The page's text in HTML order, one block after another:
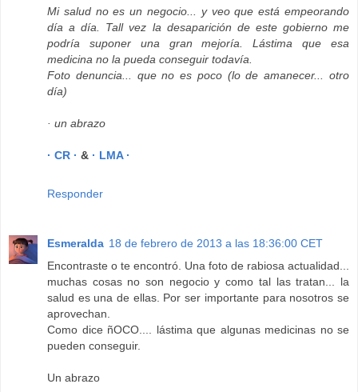
Mi salud no es un negocio... y veo que está empeorando
día a día. Tall vez la desaparición de este gobierno me
podría suponer una gran mejoría. Lástima que esa
medicina no la pueda conseguir todavía.
Foto denuncia... que no es poco (lo de amanecer... otro
día)
· un abrazo
· CR · & · LMA ·
Responder
Esmeralda 18 de febrero de 2013 a las 18:36:00 CET
Encontraste o te encontró. Una foto de rabiosa actualidad...
muchas cosas no son negocio y como tal las tratan... la
salud es una de ellas. Por ser importante para nosotros se
aprovechan.
Como dice ñOCO.... lástima que algunas medicinas no se
pueden conseguir.
Un abrazo